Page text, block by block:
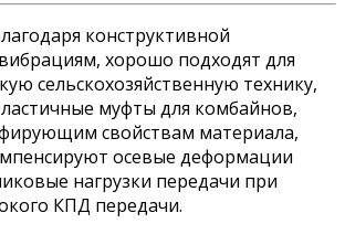
конструктивной
хорошо подходят для
сельскохозяйственную технику,
муфты для комбайнов,
свойствам материала,
осевые деформации
нагрузки передачи при
КПД передачи.